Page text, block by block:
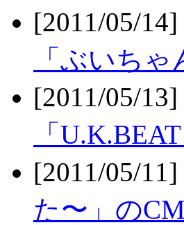
[2011/05/
「ぶいち
[2011/05/
「
[2011/05/
た〜」の